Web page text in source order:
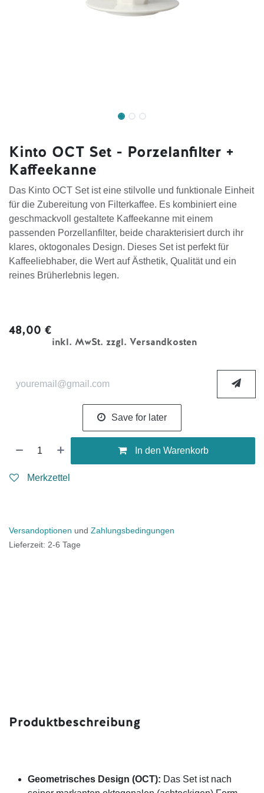
Kinto OCT Set - Porzelanfilter +
Kaffeekanne
Das Kinto OCT Set ist eine stilvolle und funktionale Einheit
für die Zubereitung von Filterkaffee. Es kombiniert eine
geschmackvoll gestaltete Kaffeekanne mit einem
passenden Porzellanfilter, beide charakterisiert durch ihr
klares, oktogonales Design. Dieses Set ist perfekt für
Kaffeeliebhaber, die Wert auf Ästhetik, Qualität und ein
reines Brüherlebnis legen.
48,00 €
inkl. MwSt. zzgl. Versandkosten
Save for later
In den Warenkorb
Merkzettel
Versandoptionen und Zahlungsbedingungen
Lieferzeit: 2-6 Tage
Produktbeschreibung
Geometrisches Design (OCT): Das Set ist nach